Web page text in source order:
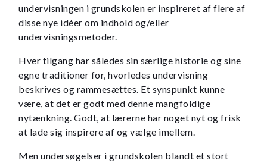
undervisningen i grundskolen er inspireret af flere af
disse nye idéer om indhold og/eller
undervisningsmetoder.
Hver tilgang har således sin særlige historie og sine
egne traditioner for, hvorledes undervisning
beskrives og rammesættes. Et synspunkt kunne
være, at det er godt med denne mangfoldige
nytænkning. Godt, at lærerne har noget nyt og frisk
at lade sig inspirere af og vælge imellem.
Men undersøgelser i grundskolen blandt et stort